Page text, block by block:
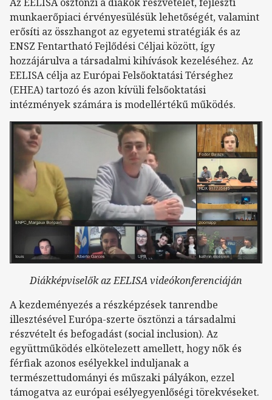
munkaerőpiaci érvényesülésük lehetőségét, valamint
erősíti az összhangot az egyetemi stratégiák és az
ENSZ Fentartható Fejlődési Céljai között, így
hozzájárulva a társadalmi kihívások kezeléséhez. Az
EELISA célja az Európai Felsőoktatási Térséghez
(EHEA) tartozó és azon kívüli felsőoktatási
intézmények számára is modellértékű működés.
Diákképviselők az EELISA videókonferenciáján
A kezdeményezés a részképzések tanrendbe
illesztésével Európa-szerte ösztönzi a társadalmi
részvételt és befogadást (social inclusion). Az
együttműködés elkötelezett amellett, hogy nők és
férfiak azonos esélyekkel induljanak a
természettudományi és műszaki pályákon, ezzel
támogatva az európai esélyegyenlőségi törekvéseket.